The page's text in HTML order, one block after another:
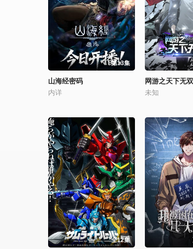
第13集
山海经密码
内详
网游之天下无双
未知
全12集